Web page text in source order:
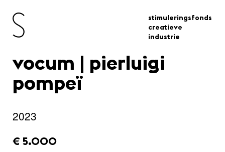
stimuleringsfonds
creatieve
industrie
vocum | pierluigi
pompeï
2023
amount_issued:
€ 5.000